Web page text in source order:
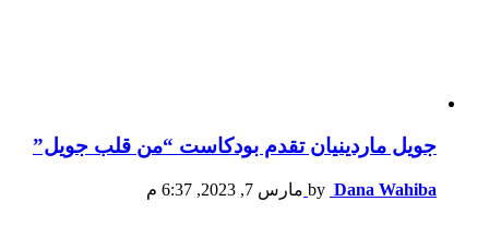
جويل ماردينيان تقدم بودكاست “من قلب جويل”
by Dana Wahiba مارس 7, 2023, 6:37 م